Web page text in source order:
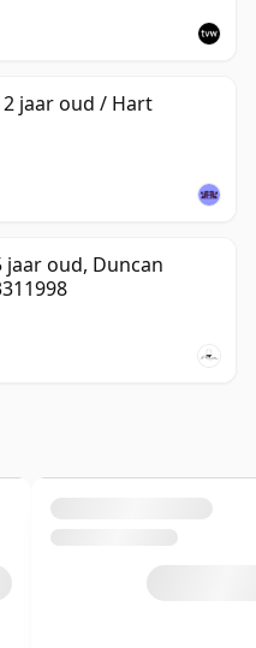
jaar oud / Hart
jaar oud, Duncan